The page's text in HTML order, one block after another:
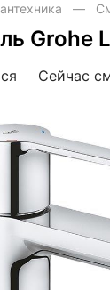
Grohe
Сейчас